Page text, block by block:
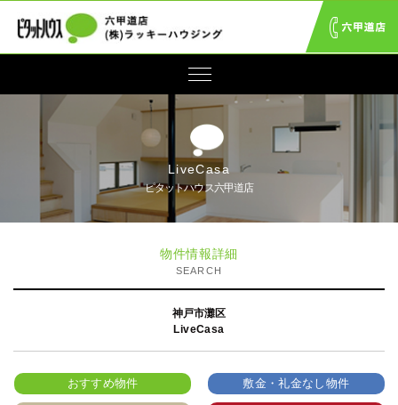
LiveCasa
ピタットハウス六甲道店
物件情報詳細
SEARCH
神戸市灘区
LiveCasa
おすすめ物件 敷金・礼金なし物件